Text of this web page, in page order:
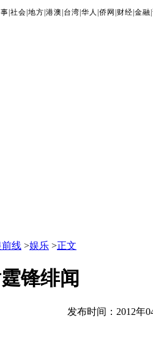
|社会 |地方 |港澳 台湾 |华人 |侨网 财经 |金融 |
线 >娱乐 >正文
锋绯闻
发布时间：2012年